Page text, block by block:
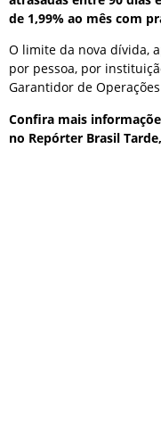
de 1,99% ao mês com
O limite da nova dívida,
por pessoa, por
Garantidor de Operações
Confira mais
no Repórter Brasil